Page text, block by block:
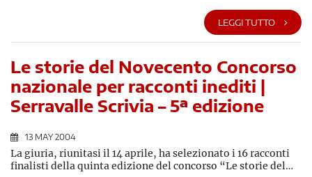
LEGGI TUTTO
Le storie del Novecento Concorso
nazionale per racconti inediti |
Serravalle Scrivia – 5ª edizione
13 MAY 2004
La giuria, riunitasi il 14 aprile, ha selezionato i 16 racconti
finalisti della quinta edizione del concorso “Le storie del…